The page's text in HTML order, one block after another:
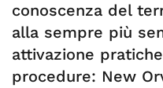
conoscenza del
alla sempre più
attivazione
procedure: New